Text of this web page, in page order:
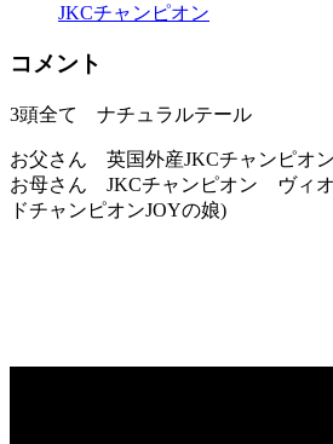
JKCチャンピオン
コメント
3頭全て ナチュラルテール
お父さん 英国外産JKCチャンピオ
お母さん JKCチャンピオン ヴィ
ドチャンピオンJOYの娘)